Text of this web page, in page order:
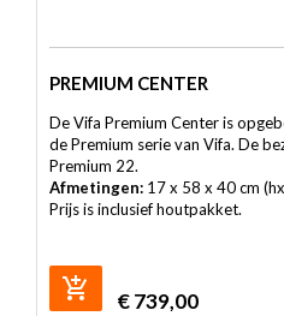
PREMIUM CENTER
De Vifa Premium Center is
de Premium serie van Vifa. De
Premium 22.
Afmetingen: 17 x 58 x 40 cm
Prijs is inclusief houtpakket.
€739,00